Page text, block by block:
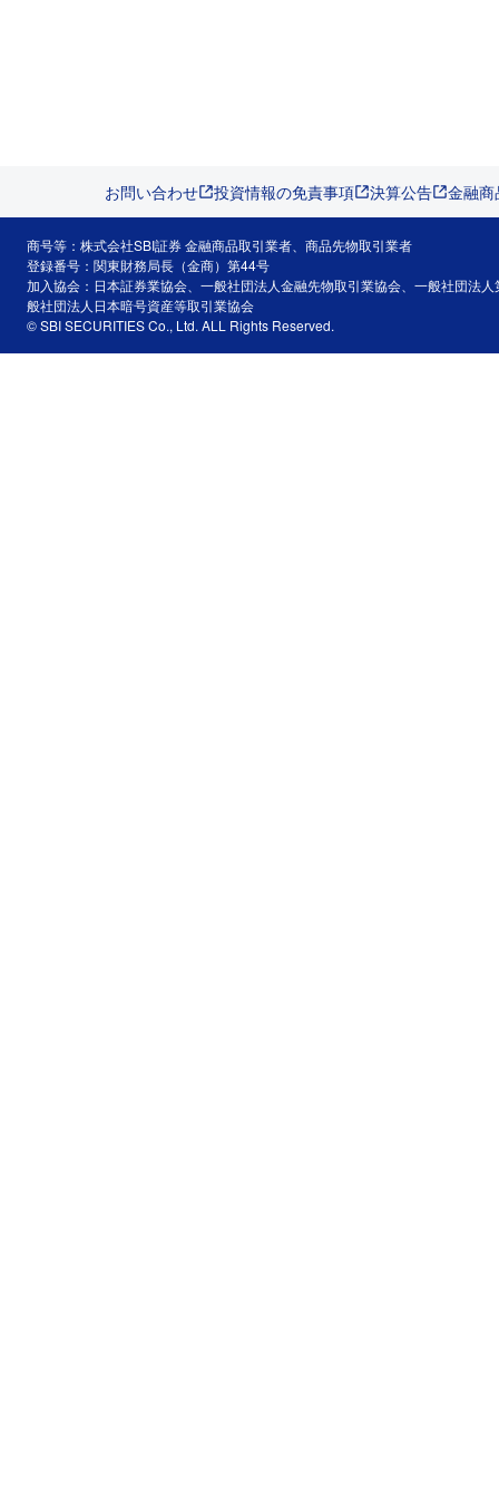
お問い合わせ 投資情報の免責事項 決算公告 金融
商号等：株式会社SBI証券 金融商品取引業者、商品先物取引業者
登録番号：関東財務局長（金商）第44号
加入協会：日本証券業協会、一般社団法人金融先物取引業協会、一般社団法
般社団法人日本暗号資産等取引業協会
© SBI SECURITIES Co., Ltd. ALL Rights Reserved.